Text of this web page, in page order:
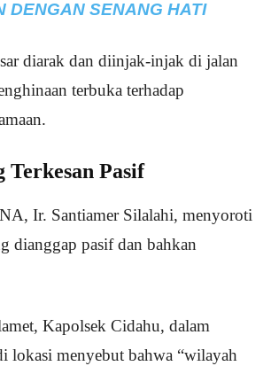
DENGAN SENANG HATI
diarak dan diinjak-injak di jalan
terbuka terhadap
Terkesan Pasif
Ir. Santiamer Silalahi, menyoroti
dianggap pasif dan bahkan
Kapolsek Cidahu, dalam
lokasi menyebut bahwa “wilayah